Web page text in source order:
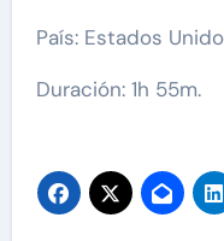
País: Estados
Duración: 1h 55m.